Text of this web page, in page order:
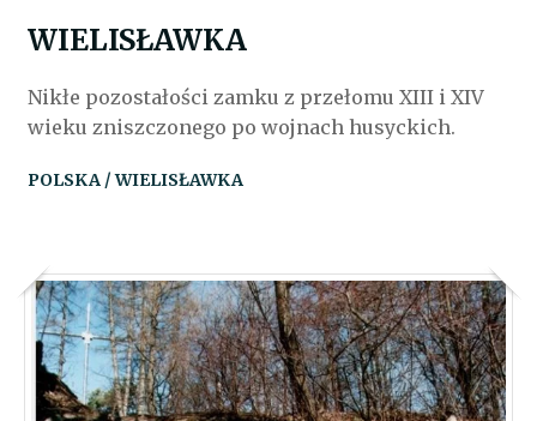
WIELISŁAWKA
Nikłe pozostałości zamku z przełomu XIII i XIV
wieku zniszczonego po wojnach husyckich.
POLSKA / WIELISŁAWKA